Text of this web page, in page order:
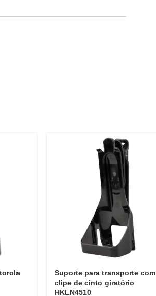
Suporte para transporte com
clipe de cinto giratório
HKLN4510